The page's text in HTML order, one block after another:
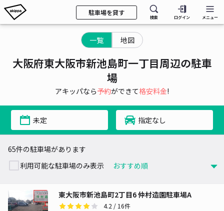
駐車場を貸す
検索 ログイン メニュー
一覧 地図
大阪府東大阪市新池島町一丁目周辺の駐車
場
アキッパなら予約ができて格安料金!
未定 指定なし
65件の駐車場があります
利用可能な駐車場のみ表示
東大阪市新池島町2丁目6 仲村造園駐車場A
4.2 / 16件